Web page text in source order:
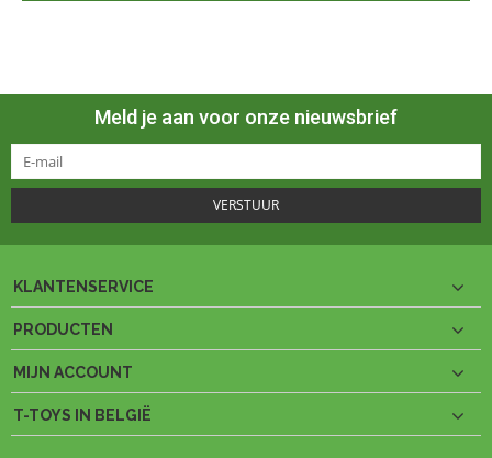
Meld je aan voor onze nieuwsbrief
VERSTUUR
KLANTENSERVICE
PRODUCTEN
MIJN ACCOUNT
T-TOYS IN BELGIË